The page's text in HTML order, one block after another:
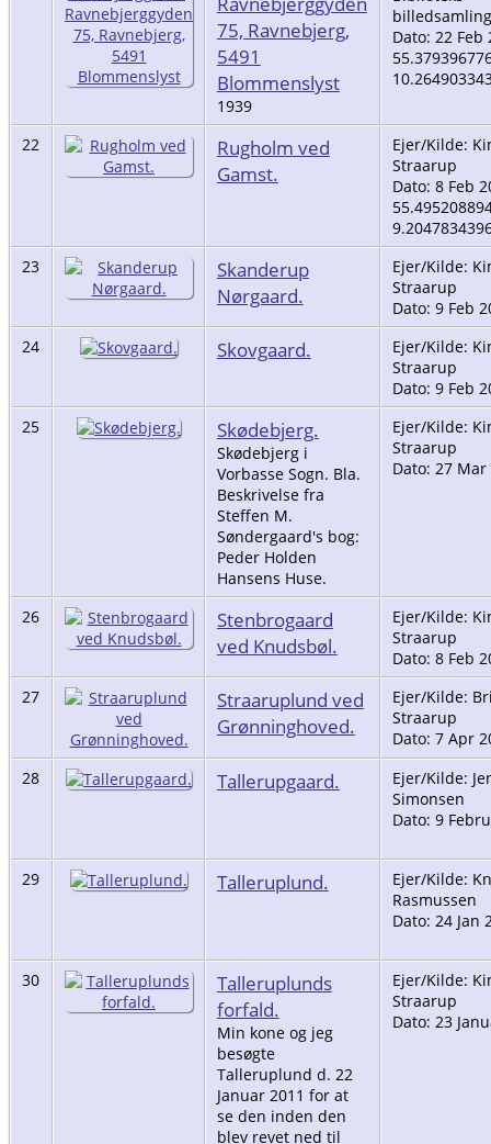
75, Ravnebjerg,
5491
Blommenslyst
1939
billedsamling
Dato: 22 Feb
22
Rugholm ved
Gamst.
Ejer/Kilde:
Straarup
Dato: 8 Feb
23
Skanderup
Nørgaard.
Ejer/Kilde:
Straarup
Dato: 9 Feb
24
Skovgaard.
Ejer/Kilde:
Straarup
Dato: 9 Feb
25
Skødebjerg.
Skødebjerg i
Vorbasse Sogn. Bla.
Beskrivelse fra
Steffen M.
Søndergaard's bog:
Peder Holden
Hansens Huse.
Ejer/Kilde:
Straarup
Dato: 27 Mar
26
Stenbrogaard
ved Knudsbøl.
Ejer/Kilde:
Straarup
Dato: 8 Feb
27
Straaruplund ved
Grønninghoved.
Ejer/Kilde:
Straarup
Dato: 7 Apr
28
Tallerupgaard.
Ejer/Kilde:
Simonsen
Dato: 9
29 Talleruplund.
Ejer/Kilde:
Rasmussen
Dato: 24 Jan
30
Talleruplunds
forfald.
Min kone og jeg
besøgte
Talleruplund d. 22
Januar 2011 for at
se den inden den
blev revet ned til
Ejer/Kilde:
Straarup
Dato: 23